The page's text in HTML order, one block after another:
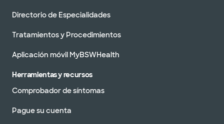
Directorio de Especialidades
Tratamientos y Procedimientos
Aplicación móvil MyBSWHealth
Herramientas y recursos
Comprobador de síntomas
Pague su cuenta